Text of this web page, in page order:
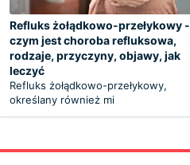
Refluks żołądkowo-przełykowy -
czym jest choroba refluksowa,
rodzaje, przyczyny, objawy, jak
leczyć
Refluks żołądkowo-przełykowy,
określany również mi